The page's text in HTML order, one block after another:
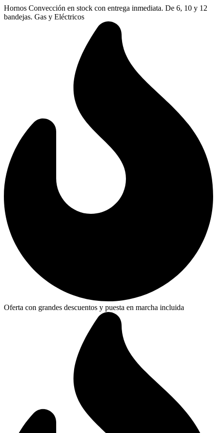
Ir
al
Hornos Convección en stock con entrega inmediata. De 6, 10 y 12
bandejas. Gas y Eléctricos
Oferta con grandes descuentos y puesta en marcha incluida